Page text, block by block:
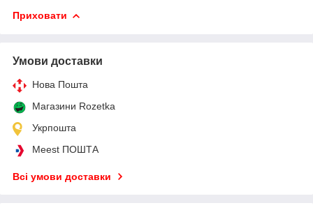
Приховати
Умови доставки
Нова Пошта
Магазини Rozetka
Укрпошта
Meest ПОШТА
Всі умови доставки